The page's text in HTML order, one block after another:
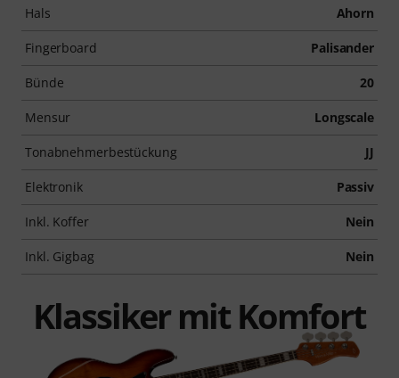
Hals Ahorn
Fingerboard Palisander
Bünde 20
Mensur Longscale
Tonabnehmerbestückung JJ
Elektronik Passiv
Inkl. Koffer Nein
Inkl. Gigbag Nein
Klassiker mit Komfort